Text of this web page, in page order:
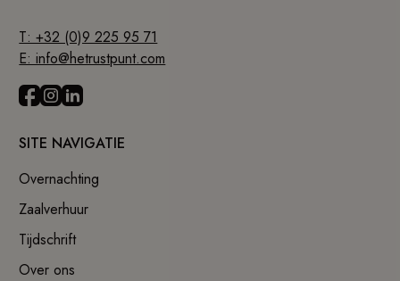
T: +32 (0)9 225 95 71
E: info@hetrustpunt.com
SITE NAVIGATIE
Overnachting
Zaalverhuur
Tijdschrift
Over ons